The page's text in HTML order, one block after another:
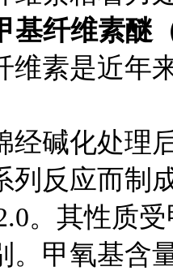
基纤维素醚
维素是近年
经碱化处理
列反应而制
。其性质
。甲氧基含